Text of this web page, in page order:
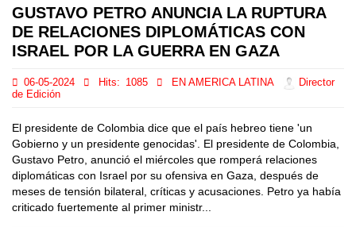
GUSTAVO PETRO ANUNCIA LA RUPTURA
DE RELACIONES DIPLOMÁTICAS CON
ISRAEL POR LA GUERRA EN GAZA
06-05-2024 Hits: 1085 EN AMERICA LATINA
Director
de Edición
El presidente de Colombia dice que el país hebreo tiene 'un
Gobierno y un presidente genocidas'. El presidente de Colombia,
Gustavo Petro, anunció el miércoles que romperá relaciones
diplomáticas con Israel por su ofensiva en Gaza, después de
meses de tensión bilateral, críticas y acusaciones. Petro ya había
criticado fuertemente al primer ministr...